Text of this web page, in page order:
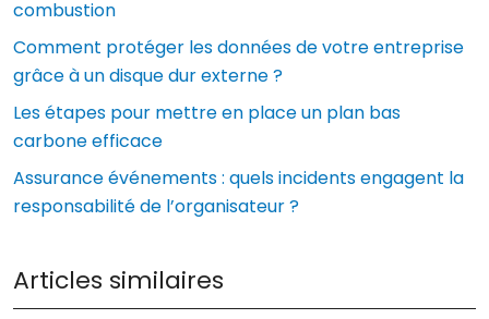
combustion
Comment protéger les données de votre entreprise
grâce à un disque dur externe ?
Les étapes pour mettre en place un plan bas
carbone efficace
Assurance événements : quels incidents engagent la
responsabilité de l’organisateur ?
Articles similaires